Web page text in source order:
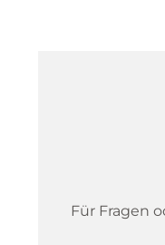
Für Fragen